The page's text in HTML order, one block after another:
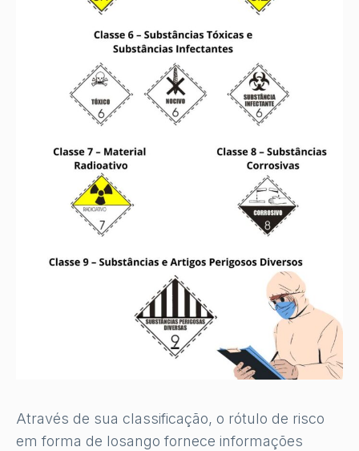
Através de sua classificação, o rótulo de risco
em forma de losango fornece informações